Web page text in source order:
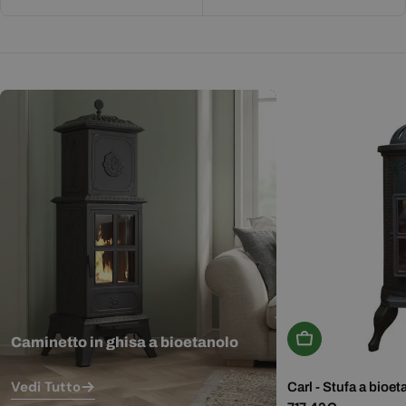
Caminetto in ghisa a bioetanolo
Vedi Tutto
Aggiungi Al
Carl - Stufa a